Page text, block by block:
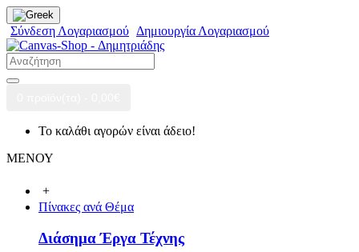
Σύνδεση Λογαριασμού Δημιουργία Λογαριασμού
Το καλάθι αγορών είναι άδειο!
ΜΕΝΟΥ
+
Πίνακες ανά Θέμα
Διάσημα Έργα Τέχνης